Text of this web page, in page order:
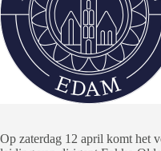
Op zaterdag 12 april komt het